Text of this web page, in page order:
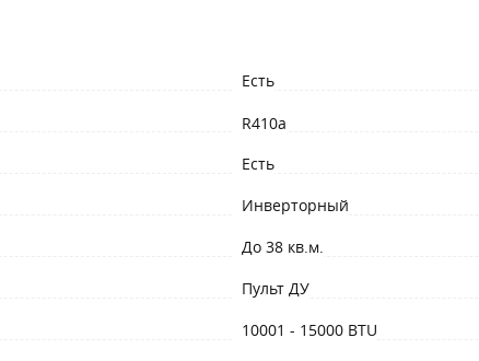
Есть
R410a
Есть
Инверторный
До 38 кв.м.
Пульт ДУ
10001 - 15000 BTU